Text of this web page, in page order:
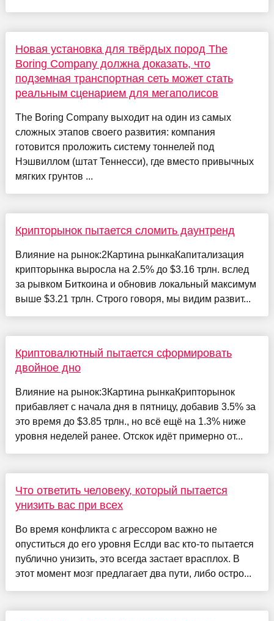
Новая установка для твёрдых пород The
Boring Company должна доказать, что
подземная транспортная сеть может стать
реальным сценарием для мегаполисов
The Boring Company выходит на один из самых
сложных этапов своего развития: компания
готовится проложить систему тоннелей под
Нэшвиллом (штат Теннесси), где вместо привычных
мягких грунтов ...
Крипторынок пытается сломить даунтренд
Влияние на рынок:2Картина рынкаКапитализация
крипторынка выросла на 2.5% до $3.16 трлн. вслед
за рывком Биткоина и обновив локальный максимум
выше $3.21 трлн. Строго говоря, мы видим развит...
Криптовалютный пытается сформировать
двойное дно
Влияние на рынок:3Картина рынкаКрипторынок
прибавляет с начала дня в пятницу, добавив 3.5% за
это время до $3.85 трлн., но всё ещё на 1.3% ниже
уровня неделей ранее. Отскок идёт примерно от...
Что ответить человеку, который пытается
унизить вас при всех
Во время конфликта с агрессором важно не
опуститься до его уровня Еслди вас кто-то пытается
публично унизить, это всегда застает врасплох. В
этот момент мозг предлагает два пути, либо остро...